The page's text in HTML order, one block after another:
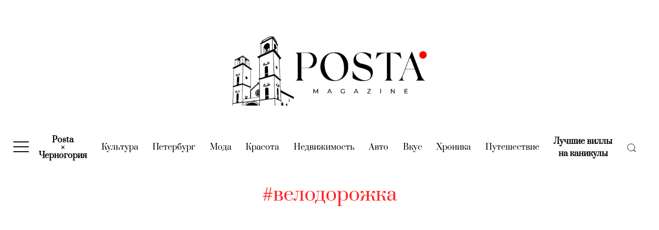
Posta
×
Черногория(current)
Культура(current)
Петербург (current)
Мода(current)
Красота (current)
Недвижимость(current)
Авто (current)
Вкус (current)
Хроника (current)
Путешествие(current)
Лучшие виллы
на каникулы(current)
#велодорожка